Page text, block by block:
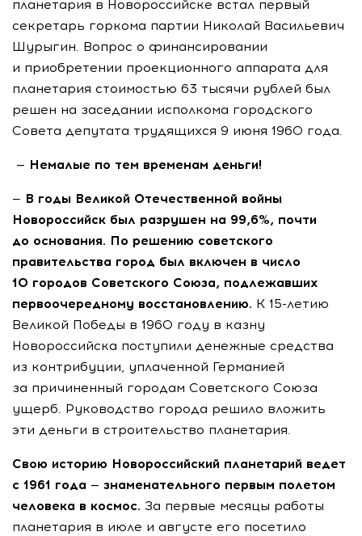
планетария в Новороссийске встал первый
секретарь горкома партии Николай Васильевич
Шурыгин. Вопрос о финансировании
и приобретении проекционного аппарата для
планетария стоимостью 63 тысячи рублей был
решен на заседании исполкома городского
Совета депутата трудящихся 9 июня 1960 года.
— Немалые по тем временам деньги!
— В годы Великой Отечественной войны
Новороссийск был разрушен на 99,6%, почти
до основания. По решению советского
правительства город был включен в число
10 городов Советского Союза, подлежавших
первоочередному восстановлению. К 15-летию
Великой Победы в 1960 году в казну
Новороссийска поступили денежные средства
из контрибуции, уплаченной Германией
за причиненный городам Советского Союза
ущерб. Руководство города решило вложить
эти деньги в строительство планетария.
Свою историю Новороссийский планетарий ведет
с 1961 года — знаменательного первым полетом
человека в космос. За первые месяцы работы
планетария в июле и августе его посетило